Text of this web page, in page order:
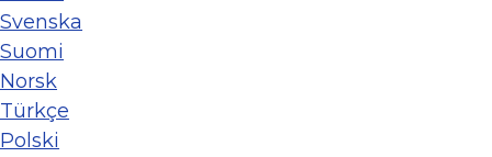
Svenska
Suomi
Norsk
Türkçe
Polski